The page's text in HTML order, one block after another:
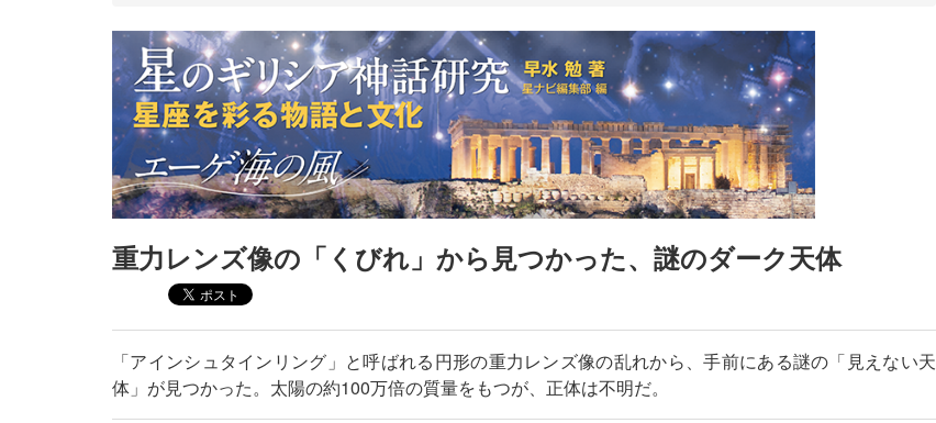
プ
重力レンズ像の「くびれ」から見つかった、謎のダーク天体
「アインシュタインリング」と呼ばれる円形の重力レンズ像の乱れから、手前にある謎の「見えない天
体」が見つかった。太陽の約100万倍の質量をもつが、正体は不明だ。